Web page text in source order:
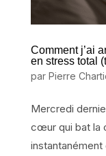
Comment j’ai
en stress total
par Pierre
Mercredi
cœur qui bat la